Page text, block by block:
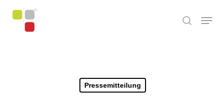
search
Pressemitteilung